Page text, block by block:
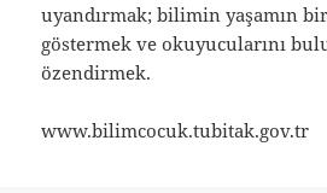
uyandırmak; bilimin yaşamın
göstermek ve okuyucularını
özendirmek.
www.bilimcocuk.tubitak.gov.tr